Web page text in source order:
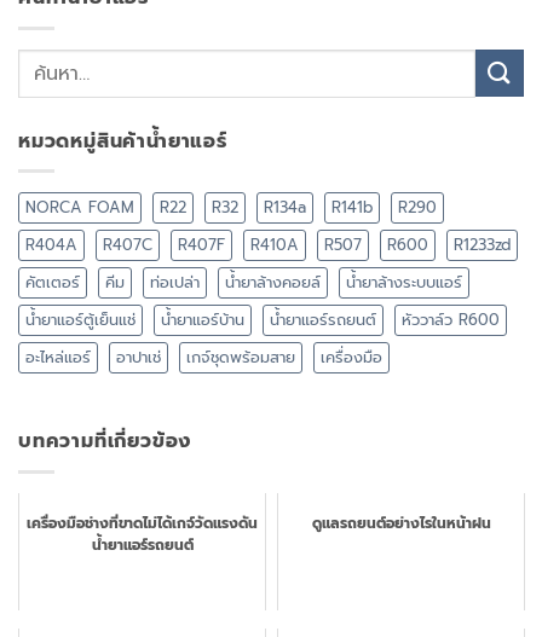
หมวดหมู่สินค้าน้ำยาแอร์
NORCA FOAM R22 R32 R134a R141b
R290
R404A
R407C R407F R410A R507 R600
R1233zd
คัตเตอร์
คีม ท่อเปล่า น้ำยาล้างคอยล์
น้ำยาล้างระบบแอร์
น้ำยาแอร์ตู้เย็นแช่
น้ำยาแอร์บ้าน น้ำยาแอร์รถยนต์
หัววาล์ว R600
อะไหล่แอร์
อาปาเช่ เกจ์ชุดพร้อมสาย เครื่องมือ
บทความที่เกี่ยวข้อง
เครื่องมือช่างที่ขาดไม่ได้เกจ์วัดแรงดัน
น้ำยาแอร์รถยนต์
ดูแลรถยนต์อย่างไรในหน้าฝน